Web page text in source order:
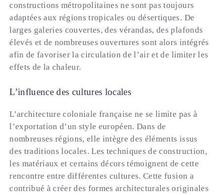
constructions métropolitaines ne sont pas toujours
adaptées aux régions tropicales ou désertiques. De
larges galeries couvertes, des vérandas, des plafonds
élevés et de nombreuses ouvertures sont alors intégrés
afin de favoriser la circulation de l’air et de limiter les
effets de la chaleur.
L’influence des cultures locales
L’architecture coloniale française ne se limite pas à
l’exportation d’un style européen. Dans de
nombreuses régions, elle intègre des éléments issus
des traditions locales. Les techniques de construction,
les matériaux et certains décors témoignent de cette
rencontre entre différentes cultures. Cette fusion a
contribué à créer des formes architecturales originales